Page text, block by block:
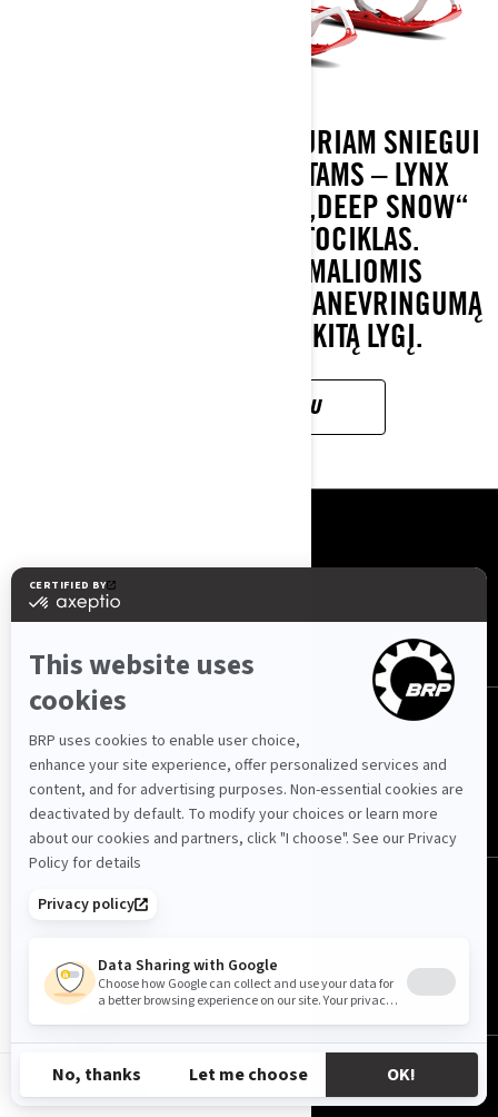
SUKURTAS GILIAUSIAM PURIAM SNIEGUI
IR STAČIAUSIEMS ŠLAITAMS – LYNX
SHREDDER YRA TIKRAS „DEEP SNOW“
KLASĖS SNIEGO MOTOCIKLAS.
VAŽIUOJANT EKSTREMALIOMIS
SĄLYGOMIS JIS PAKELIA MANEVRINGUMĄ
IR TIKSLUMĄ Į VISAI KITĄ LYGĮ.
SUŽINOK DAUGIAU
Apie mus
Kontaktai ROTAX
SEKITE MUS
Lietuva (lietuvių)